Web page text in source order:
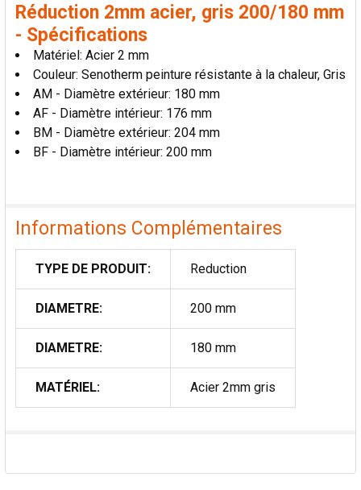
TOUT
SÉLECTIONNER
AJOUTER
LA
SÉLECTION
AU PANIER
Réduction 2mm acier, gris 200/180 mm
- Spécifications
Matériel: Acier 2 mm
Couleur: Senotherm peinture résistante à la chaleur, Gris
AM - Diamètre extérieur: 180 mm
AF - Diamètre intérieur: 176 mm
BM - Diamètre extérieur: 204 mm
BF - Diamètre intérieur: 200 mm
Informations Complémentaires
TYPE DE PRODUIT: Reduction
DIAMETRE: 200 mm
DIAMETRE: 180 mm
MATÉRIEL: Acier 2mm gris